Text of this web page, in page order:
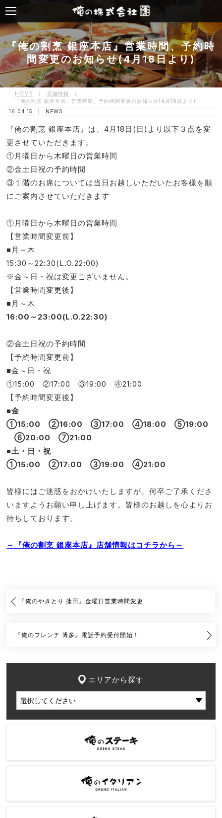
『俺の割烹 銀座本店』営業時間、予約時
間変更のお知らせ(4月18日より)
HOME / 店舗情報
/
『俺の割烹 銀座本店』営業時間、予約時間変更のお知らせ(4月18日より)
16.04.15 |
NEWS
『俺の割烹 銀座本店』は、4月18日(日)より以下３点を変
更させていただきます。
①月曜日から木曜日の営業時間
②金土日祝の予約時間
③１階のお席については当日お越しいただいたお客様を順
にご案内させていただきます
①月曜日から木曜日の営業時間
【営業時間変更前】
■月～木
15:30～22:30(L.O.22:00)
※金～日・祝は変更ございません。
【営業時間変更後】
■月～木
16:00～23:00(L.O.22:30)
②金土日祝の予約時間
【予約時間変更前】
■金～日・祝
①15:00 ②17:00 ③19:00 ④21:00
【予約時間変更後】
■金
①15:00 ②16:00 ③17:00 ④18:00 ⑤19:00
⑥20:00 ⑦21:00
■土・日・祝
①15:00 ②17:00 ③19:00 ④21:00
皆様にはご迷惑をおかけいたしますが、何卒ご了承くださ
いますようお願い申し上げます。皆様のお越しを心よりお
待ちしております。
～『俺の割烹 銀座本店』店舗情報はコチラから～
『俺のやきとり 蒲田』金曜日営業時間変更
『俺のフレンチ 博多』電話予約受付開始！
エリアから探す